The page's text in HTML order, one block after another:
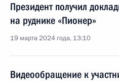
Президент получил
на руднике «Пионер»
19 марта 2024 года, 13:10
Видеообращение к